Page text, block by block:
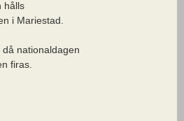
hålls
i Mariestad.
nationaldagen
firas.